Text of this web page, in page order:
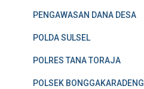
PENGAWASAN DANA DESA
POLDA SULSEL
POLRES TANA TORAJA
POLSEK BONGGAKARADENG